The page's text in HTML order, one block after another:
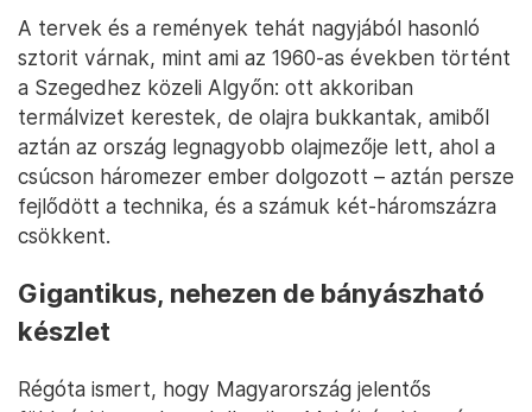
A tervek és a remények tehát nagyjából hasonló
sztorit várnak, mint ami az 1960-as években történt
a Szegedhez közeli Algyőn: ott akkoriban
termálvizet kerestek, de olajra bukkantak, amiből
aztán az ország legnagyobb olajmezője lett, ahol a
csúcson háromezer ember dolgozott – aztán persze
fejlődött a technika, és a számuk két-háromszázra
csökkent.
Gigantikus, nehezen de bányászható
készlet
Régóta ismert, hogy Magyarország jelentős